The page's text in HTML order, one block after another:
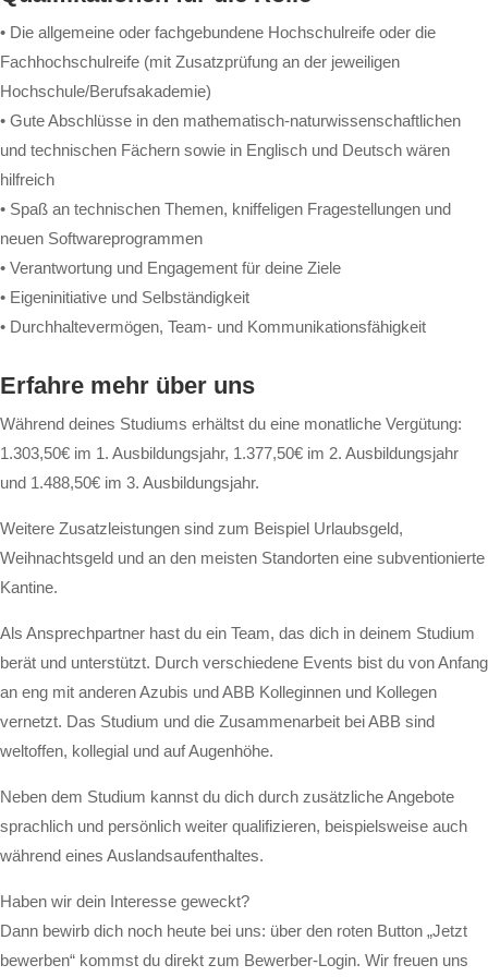
• Die allgemeine oder fachgebundene Hochschulreife oder die
Fachhochschulreife (mit Zusatzprüfung an der jeweiligen
Hochschule/Berufsakademie)
• Gute Abschlüsse in den mathematisch-naturwissenschaftlichen
und technischen Fächern sowie in Englisch und Deutsch wären
hilfreich
• Spaß an technischen Themen, kniffeligen Fragestellungen und
neuen Softwareprogrammen
• Verantwortung und Engagement für deine Ziele
• Eigeninitiative und Selbständigkeit
• Durchhaltevermögen, Team- und Kommunikationsfähigkeit
Erfahre mehr über uns
Während deines Studiums erhältst du eine monatliche Vergütung:
1.303,50€ im 1. Ausbildungsjahr, 1.377,50€ im 2. Ausbildungsjahr
und 1.488,50€ im 3. Ausbildungsjahr.
Weitere Zusatzleistungen sind zum Beispiel Urlaubsgeld,
Weihnachtsgeld und an den meisten Standorten eine subventionierte
Kantine.
Als Ansprechpartner hast du ein Team, das dich in deinem Studium
berät und unterstützt. Durch verschiedene Events bist du von Anfang
an eng mit anderen Azubis und ABB Kolleginnen und Kollegen
vernetzt. Das Studium und die Zusammenarbeit bei ABB sind
weltoffen, kollegial und auf Augenhöhe.
Neben dem Studium kannst du dich durch zusätzliche Angebote
sprachlich und persönlich weiter qualifizieren, beispielsweise auch
während eines Auslandsaufenthaltes.
Haben wir dein Interesse geweckt?
Dann bewirb dich noch heute bei uns: über den roten Button „Jetzt
bewerben“ kommst du direkt zum Bewerber-Login. Wir freuen uns